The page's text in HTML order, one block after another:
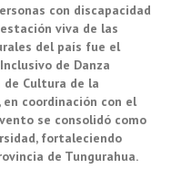
con discapacidad
viva de las
del país fue el
de Danza
de Cultura de la
en coordinación con el
se consolidó como
fortaleciendo
de Tungurahua.